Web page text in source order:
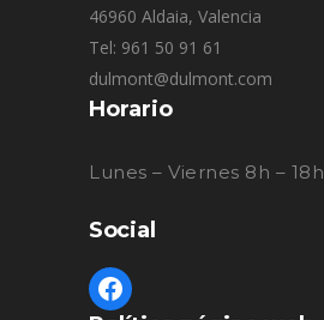
46960 Aldaia, Valencia
Tel: 961 50 91 61
dulmont@dulmont.com
Horario
Lunes – Viernes 8h – 18h
Social